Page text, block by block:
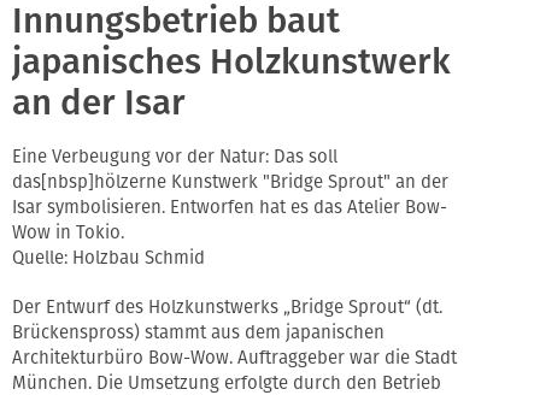
Innungsbetrieb baut
japanisches Holzkunstwerk
an der Isar
Eine Verbeugung vor der Natur: Das soll
das[nbsp]hölzerne Kunstwerk "Bridge Sprout" an der
Isar symbolisieren. Entworfen hat es das Atelier Bow-
Wow in Tokio.
Quelle: Holzbau Schmid
Der Entwurf des Holzkunstwerks „Bridge Sprout“ (dt.
Brückenspross) stammt aus dem japanischen
Architekturbüro Bow-Wow. Auftraggeber war die Stadt
München. Die Umsetzung erfolgte durch den Betrieb